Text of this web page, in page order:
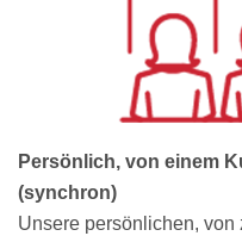
Persönlich, von einem
(synchron)
Unsere persönlichen,